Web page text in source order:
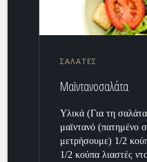
ΣΑΛΑΤΕΣ
Μαϊντανοσαλάτα
Υλικά (Για τη
μαϊντανό (πατημένο
μετρήσουμε) 1/2
1/2 κούπα λιαστές